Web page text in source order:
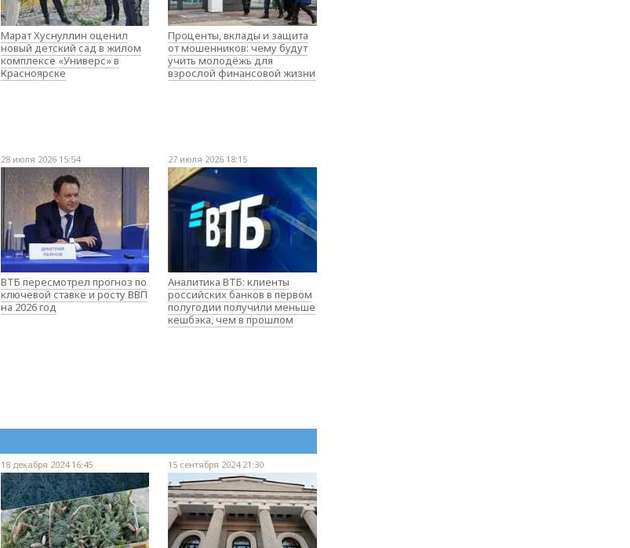
Марат Хуснуллин оценил
новый детский сад в жилом
комплексе «Универс» в
Красноярске
Проценты, вклады и защита
от мошенников: чему будут
учить молодёжь для
взрослой финансовой жизни
28 июля 2026 15:54
ВТБ пересмотрел прогноз по
ключевой ставке и росту ВВП
на 2026 год
27 июля 2026 18:15
Аналитика ВТБ: клиенты
российских банков в первом
полугодии получили меньше
кешбэка, чем в прошлом
18 декабря 2024 16:45 15 сентября 2024 21:30